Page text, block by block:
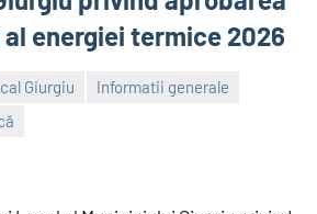
energiei termice 2026
Giurgiu
Informatii generale